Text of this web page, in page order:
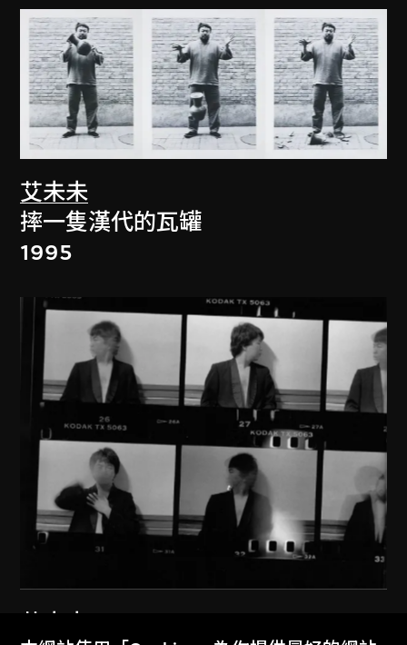
艾未未
摔一隻漢代的瓦罐
1995